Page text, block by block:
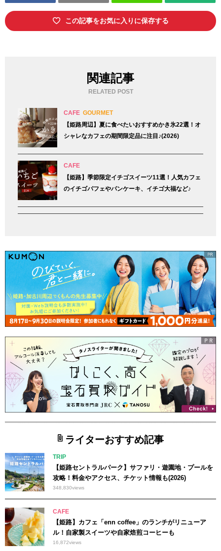
この記事をお気に入りに保存する
関連記事
RELATED POST
CAFE GOURMET
【姫路周辺】夏に食べたいおすすめかき氷22選！オ
シャレなカフェの期間限定品に注目♪(2026)
CAFE
【姫路】季節限定イチゴスイーツ11選！人気カフェ
のイチゴパフェやパンケーキ、イチゴ大福など♪
ライターおすすめ記事
TRIP
【姫路セントラルパーク】サファリ・遊園地・プールを
攻略！料金やアクセス、チケット情報も(2026)
348,830views
CAFE
【姫路】カフェ「enn coffee」のランチがリニューア
ル！自家製スイーツや自家焙煎コーヒーも
16,872views